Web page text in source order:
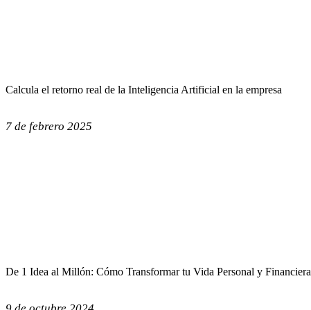
Calcula el retorno real de la Inteligencia Artificial en la empresa
7 de febrero 2025
De 1 Idea al Millón: Cómo Transformar tu Vida Personal y Financiera